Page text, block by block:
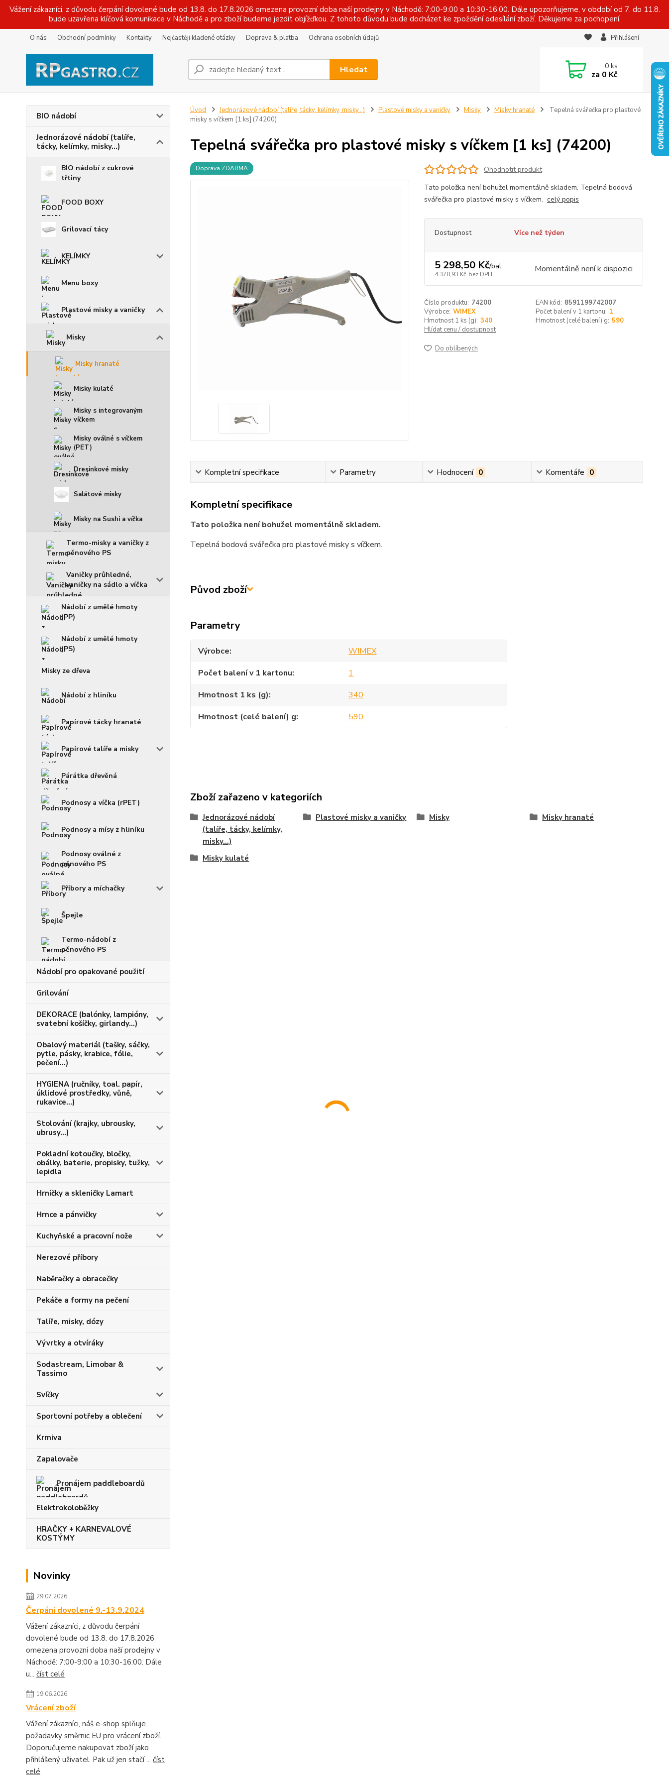
Vážení zákazníci, z důvodu čerpání dovolené bude od 13.8. do 17.8.2026 omezena provozní doba naší prodejny v Náchodě: 7:00-9:00 a 10:30-16:00. Dále upozorňujeme, v období od 7. do 11.8.
bude uzavřena klíčová komunikace v Náchodě a pro zboží budeme jezdit objížďkou. Z tohoto důvodu bude docházet ke zpoždění odesílání zboží. Děkujeme za pochopení.
O nás Obchodní podmínky Kontakty Nejčastěji kladené otázky Doprava & platba Ochrana osobních údajů Přihlášení
Hledat 0ks
za 0 Kč
BIO nádobí
Jednorázové nádobí (talíře,
tácky, kelímky, misky...)
BIO nádobí z cukrové
třtiny
FOOD BOXY
Grilovací tácy
KELÍMKY
Menu boxy
Plastové misky a vaničky
Misky
Misky hranaté
Misky kulaté
Misky s integrovaným
víčkem
Misky oválné s víčkem
(PET)
Dresinkové misky
Salátové misky
Misky na Sushi a víčka
Termo-misky a vaničky z
pěnového PS
Vaničky průhledné,
vaničky na sádlo a víčka
Nádobí z umělé hmoty
(PP)
Nádobí z umělé hmoty
(PS)
Misky ze dřeva
Nádobí z hliníku
Papírové tácky hranaté
Papírové talíře a misky
Párátka dřevěná
Podnosy a víčka (rPET)
Podnosy a mísy z hliníku
Podnosy oválné z
pěnového PS
Příbory a míchačky
Špejle
Termo-nádobí z
pěnového PS
Nádobí pro opakované použití
Grilování
DEKORACE (balónky, lampióny,
svatební košíčky, girlandy...)
Obalový materiál (tašky, sáčky,
pytle, pásky, krabice, fólie,
pečení...)
HYGIENA (ručníky, toal. papír,
úklidové prostředky, vůně,
rukavice...)
Stolování (krajky, ubrousky,
ubrusy...)
Pokladní kotoučky, bločky,
obálky, baterie, propisky, tužky,
lepidla
Hrníčky a skleničky Lamart
Hrnce a pánvičky
Kuchyňské a pracovní nože
Nerezové příbory
Naběračky a obracečky
Pekáče a formy na pečení
Talíře, misky, dózy
Vývrtky a otvíráky
Sodastream, Limobar &
Tassimo
Svíčky
Sportovní potřeby a oblečení
Krmiva
Zapalovače
Pronájem paddleboardů
Elektrokoloběžky
HRAČKY + KARNEVALOVÉ
KOSTÝMY
Novinky
29.07.2026
Čerpání dovolené 9.-13.9.2024
Vážení zákazníci, z důvodu čerpání
dovolené bude od 13.8. do 17.8.2026
omezena provozní doba naší prodejny v
Náchodě: 7:00-9:00 a 10:30-16:00. Dále
u... číst celé
19.06.2026
Vrácení zboží
Vážení zákazníci, náš e-shop splňuje
požadavky směrnic EU pro vrácení zboží.
Doporučujeme nakupovat zboží jako
přihlášený uživatel. Pak už jen stačí ... číst
celé
Úvod Jednorázové nádobí (talíře, tácky, kelímky, misky...) Plastové misky a vaničky Misky Misky hranaté
Tepelná svářečka pro plastové
misky s víčkem [1 ks] (74200)
Tepelná svářečka pro plastové misky s víčkem [1 ks] (74200)
Doprava ZDARMA
Ohodnotit produkt
Tato položka není bohužel momentálně skladem. Tepelná bodová
svářečka pro plastové misky s víčkem. celý popis
Dostupnost Více než týden
5 298,50 Kč/bal.
4 378,93 Kč bez DPH Momentálně není k dispozici
Číslo produktu: 74200 EAN kód: 8591199742007
Výrobce: WIMEX Počet balení v 1 kartonu: 1
Hmotnost 1 ks (g): 340 Hmotnost (celé balení) g: 590
Hlídat cenu / dostupnost
Do oblíbených
Kompletní specifikace Parametry Hodnocení 0 Komentáře 0
Kompletní specifikace
Tato položka není bohužel momentálně skladem.
Tepelná bodová svářečka pro plastové misky s víčkem.
Původ zboží
Parametry
Výrobce
WIMEX
Počet balení v 1 kartonu
1
Hmotnost 1 ks (g)
340
Hmotnost (celé balení) g
590
Zboží zařazeno v kategoriích
Jednorázové nádobí
(talíře, tácky, kelímky,
misky...)
Plastové misky a vaničky Misky Misky hranaté
Misky kulaté